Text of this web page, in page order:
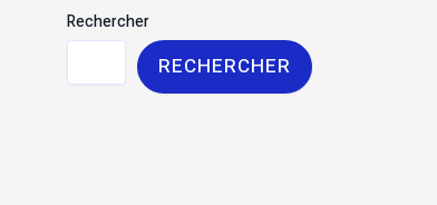
Rechercher
RECHERCHER